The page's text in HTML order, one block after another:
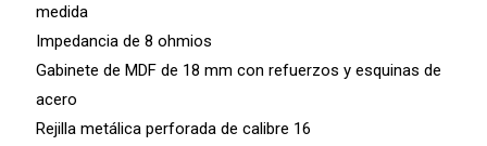
medida
Impedancia de 8 ohmios
Gabinete de MDF de 18 mm con refuerzos y esquinas de
acero
Rejilla metálica perforada de calibre 16